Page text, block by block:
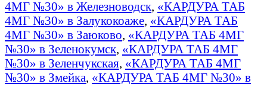
4МГ №30» в Железноводск, «КАРДУРА ТАБ
4МГ №30» в Залукокоаже, «КАРДУРА ТАБ
4МГ №30» в Заюково, «КАРДУРА ТАБ 4МГ
№30» в Зеленокумск, «КАРДУРА ТАБ 4МГ
№30» в Зеленчукская, «КАРДУРА ТАБ 4МГ
№30» в Змейка, «КАРДУРА ТАБ 4МГ №30» в